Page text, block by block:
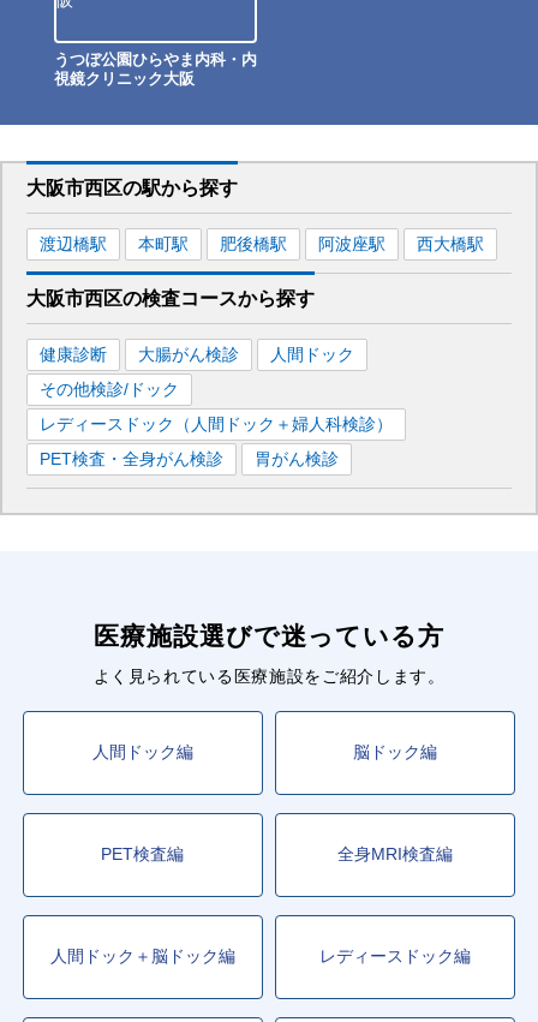
うつぼ公園ひらやま内科・内
視鏡クリニック大阪
大阪市西区の駅から探す
渡辺橋駅 本町駅 肥後橋駅 阿波座駅 西大橋駅
大阪市西区の検査コースから探す
健康診断 大腸がん検診
人間ドック
その他検診/ドック
レディースドック（人間ドック＋婦人科検診）
PET検査・全身がん検診
胃がん検診
医療施設選びで迷っている方
よく見られている医療施設をご紹介します。
人間ドック編 脳ドック編
PET検査編 全身MRI検査編
人間ドック＋脳ドック編 レディースドック編